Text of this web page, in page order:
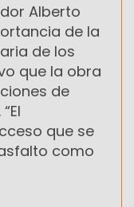
Alberto
de la
de los
que la obra
de
que se
como